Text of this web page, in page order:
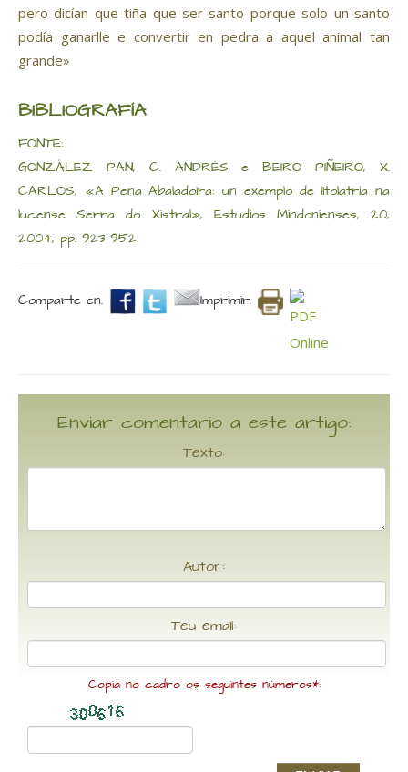
pero dicían que tiña que ser santo porque solo un santo
podía ganarlle e convertir en pedra a aquel animal tan
grande»
BIBLIOGRAFÍA
FONTE:
GONZÁLEZ PAN, C. ANDRÉS e BEIRO PIÑEIRO, X.
CARLOS, «A Pena Abaladoira: un exemplo de litolatría na
lucense Serra do Xistral», Estudios Mindonienses, 20,
2004, pp. 923-952.
Comparte en. Imprimir.
Enviar comentario a este artigo:
Texto:
Autor:
Teu email:
Copia no cadro os seguintes números*: